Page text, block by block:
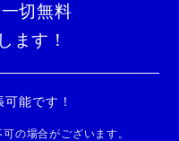
切無料
ます！
能です！
の場合がございます。